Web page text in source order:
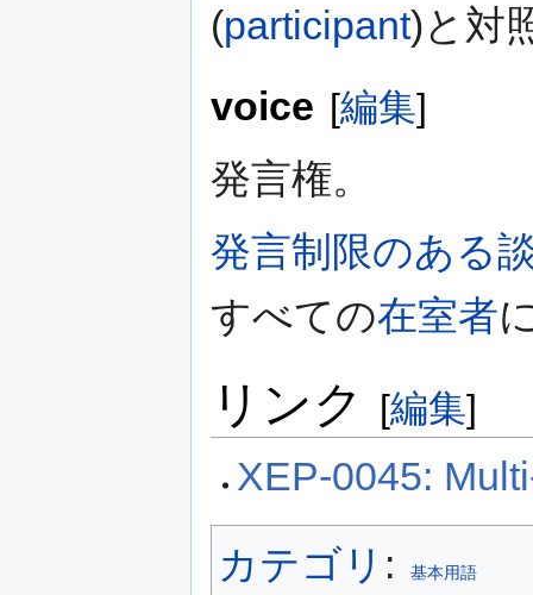
(participant)と対
voice [編集]
発言権。
発言制限のある
すべての在室者
リンク [編集]
XEP-0045:
カテゴリ : 基本用語